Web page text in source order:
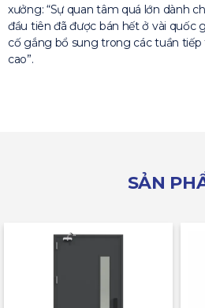
xưởng: “Sự quan tâm quá lớn dành
đầu tiên đã được bán hết ở vài quốc
cố gắng bổ sung trong các tuần
cao”.
SẢN